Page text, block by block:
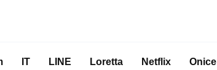
IT LINE Loretta Netflix Onice